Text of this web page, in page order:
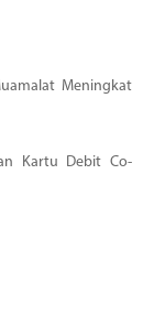
Meningkat
Kartu Debit Co-